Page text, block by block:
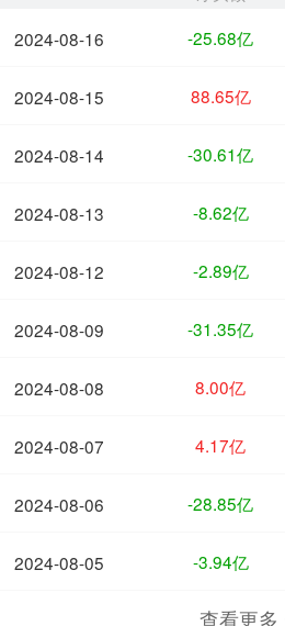
2024-08-16
2024-08-15
2024-08-14
2024-08-13
2024-08-12
2024-08-09
2024-08-08
2024-08-07
2024-08-06
2024-08-05
-25.68亿
88.65亿
-30.61亿
-8.62亿
-2.89亿
-31.35亿
8.00亿
4.17亿
-28.85亿
-3.94亿
查看更多